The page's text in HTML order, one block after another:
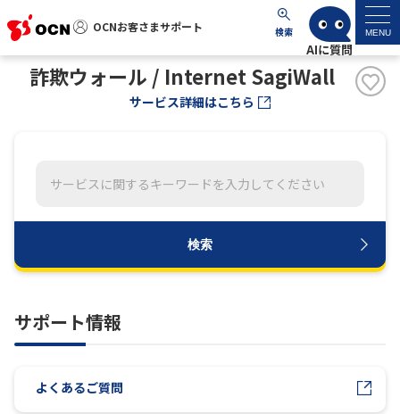
OCNお客さまサポート 検索 MENU
OCNお客さまサポート
マイページ
サービス名から探す
各種ダウンロード
お問い合わせ
詐欺ウォール / Internet SagiWall
サービス詳細はこちら
検索
サポート情報
よくあるご質問